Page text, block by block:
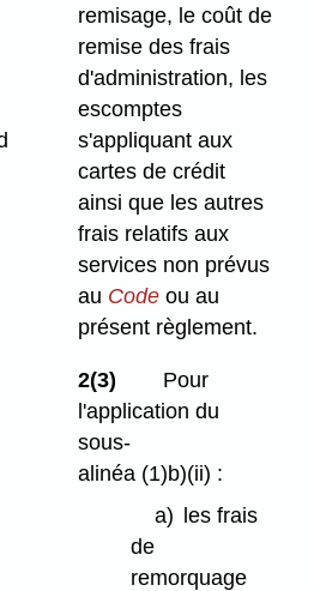
remisage, le coût de
remise des frais
d'administration, les
escomptes
s'appliquant aux
cartes de crédit
ainsi que les autres
frais relatifs aux
services non prévus
au Code ou au
présent règlement.
2(3)
Pour
l'application du
sous-
alinéa (1)b)⁠(ii) :
a) les frais
de
remorquage